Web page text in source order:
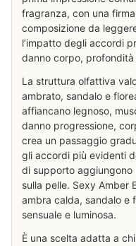
fragranza, con una
composizione da
l’impatto degli accordi
danno corpo,
La struttura olfattiva
ambrato, sandalo e
affiancano legnoso,
danno progressione,
crea un passaggio
gli accordi più evidenti
di supporto
sulla pelle. Sexy Amber
ambra calda, sandalo e
sensuale e luminosa.
È una scelta adatta a